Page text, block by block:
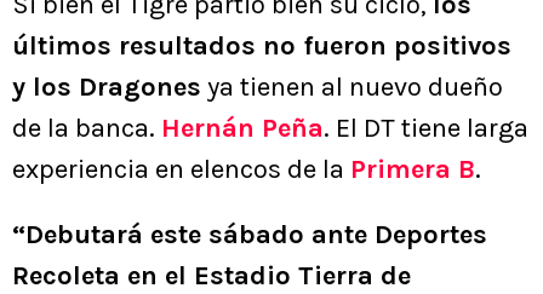
últimos resultados no fueron positivos
y los Dragones ya tienen al nuevo dueño
de la banca. Hernán Peña. El DT tiene larga
experiencia en elencos de la Primera B.
“Debutará este sábado ante Deportes
Recoleta en el Estadio Tierra de